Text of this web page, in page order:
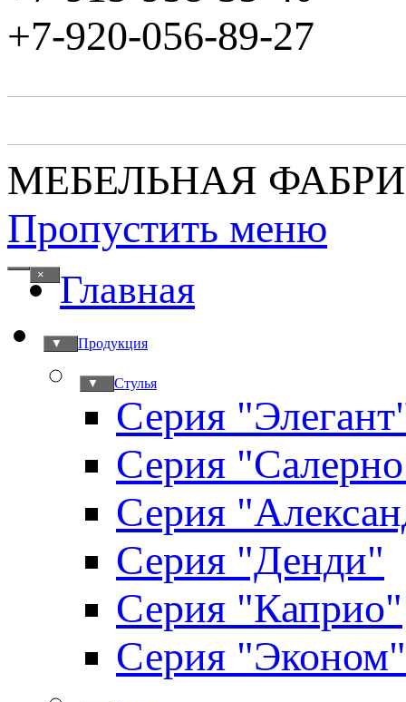
+7-920-056-89-27
МЕБЕЛЬНАЯ
Пропустить меню
× Главная
Продукция
▼
Стулья
▼
Серия
Серия
Серия
Серия "Денди"
Серия "Каприо"
Серия "Эконом"